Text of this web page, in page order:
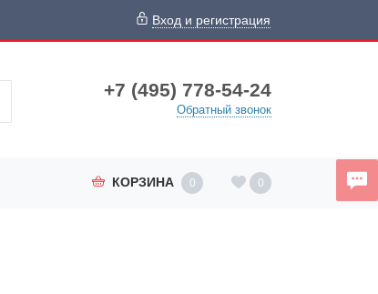
Вход и регистрация
+7 (495) 778-54-24
Обратный звонок
КОРЗИНА 0 0